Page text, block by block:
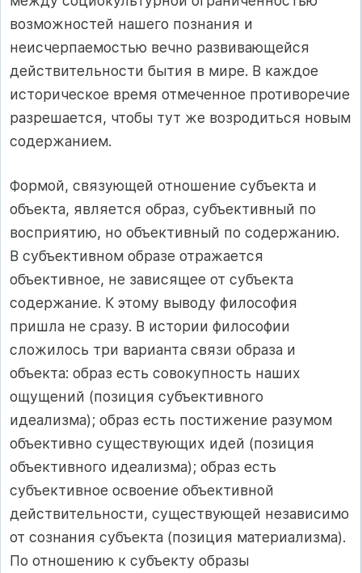
возможностей нашего познания и
неисчерпаемостью вечно развивающейся
действительности бытия в мире. В каждое
историческое время отмеченное противоречие
разрешается, чтобы тут же возродиться новым
содержанием.
Формой, связующей отношение субъекта и
объекта, является образ, субъективный по
восприятию, но объективный по содержанию.
В субъективном образе отражается
объективное, не зависящее от субъекта
содержание. К этому выводу философия
пришла не сразу. В истории философии
сложилось три варианта связи образа и
объекта: образ есть совокупность наших
ощущений (позиция субъективного
идеализма); образ есть постижение разумом
объективно существующих идей (позиция
объективного идеализма); образ есть
субъективное освоение объективной
действительности, существующей независимо
от сознания субъекта (позиция материализма).
По отношению к субъекту образы